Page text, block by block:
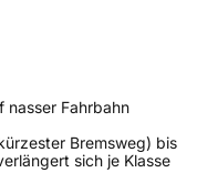
nasser Fahrbahn
Bremsweg) bis
sich je Klasse